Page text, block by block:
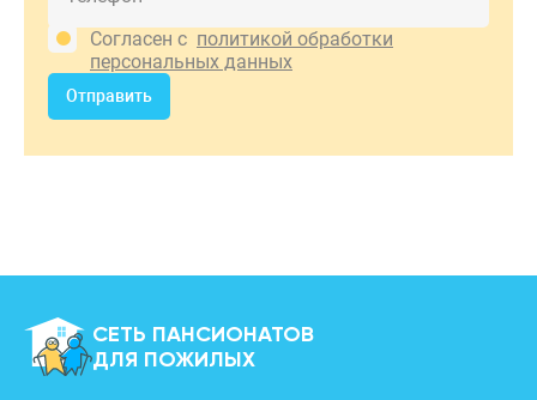
Согласен с политикой обработки
персональных данных
Отправить
СЕТЬ ПАНСИОНАТОВ
ДЛЯ ПОЖИЛЫХ